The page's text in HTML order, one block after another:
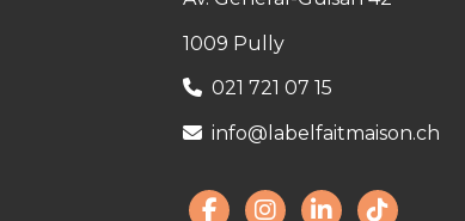
1009 Pully
021 721 07 15
info@labelfaitmaison.ch